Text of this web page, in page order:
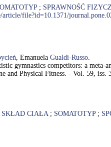
; SPRAWNOŚĆ
article/file?id=10.1371/
, Emanuela Gualdi-Russo.
gymnastics competitors: a meta-
and Physical Fitness. - Vol. 59, iss.
SKŁAD CIAŁA; SOMATOTYP;